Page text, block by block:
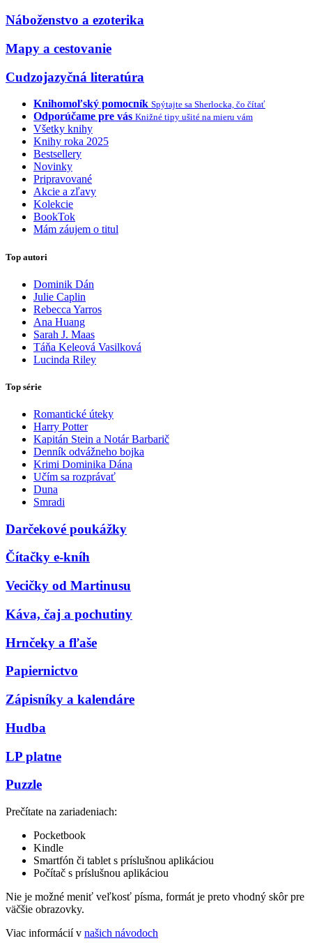
Náboženstvo a ezoterika
Mapy a cestovanie
Cudzojazyčná literatúra
Knihomoľský pomocník Spýtajte sa Sherlocka, čo čítať
Odporúčame pre vás Knižné tipy ušité na mieru vám
Všetky knihy
Knihy roka 2025
Bestsellery
Novinky
Pripravované
Akcie a zľavy
Kolekcie
BookTok
Mám záujem o titul
Top autori
Dominik Dán
Julie Caplin
Rebecca Yarros
Ana Huang
Sarah J. Maas
Táňa Keleová Vasilková
Lucinda Riley
Top série
Romantické úteky
Harry Potter
Kapitán Stein a Notár Barbarič
Denník odvážneho bojka
Krimi Dominika Dána
Učím sa rozprávať
Duna
Smradi
Darčekové poukážky
Čítačky e-kníh
Vecičky od Martinusu
Káva, čaj a pochutiny
Hrnčeky a fľaše
Papiernictvo
Zápisníky a kalendáre
Hudba
LP platne
Puzzle
Prečítate na zariadeniach:
Pocketbook
Kindle
Smartfón či tablet s príslušnou aplikáciou
Počítač s príslušnou aplikáciou
Nie je možné meniť veľkosť písma, formát je preto vhodný skôr pre
väčšie obrazovky.
Viac informácií v našich návodoch